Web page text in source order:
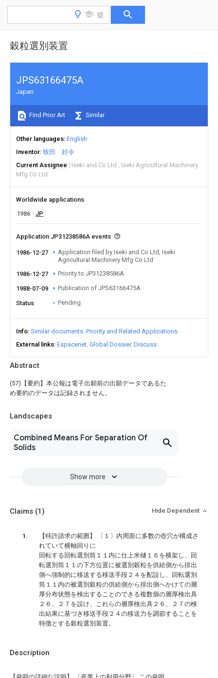
穀粒選別装置
Abstract
(57)【要約】本公報は電子出願前の出願データであるた
め要約のデータは記録されません。
Landscapes
Combined Means For Separation Of
Solids
Show more
JPS63166475A
Japan
Find Prior Art Similar
Other languages English
Inventor 牧田 好令
Current Assignee
Iseki and Co Ltd
Iseki Agricultural Machinery
Mfg Co Ltd
Worldwide applications
1986
JP
Application JP31238586A events
1986-12-27
Application filed by Iseki and Co Ltd, Iseki
Agricultural Machinery Mfg Co Ltd
1986-12-27
Priority to JP31238586A
1988-07-09 Publication of JPS63166475A
Status Pending
Info Similar documents Priority and Related Applications
External links Espacenet Global Dossier Discuss
Description
Claims (1) Hide Dependent
【特許請求の範囲】 〔１〕内周面に多数の壺穴が構成さ
れていて横軸回りに
回転する回転選別筒１１内に仕上米樋１６を横架し、回
転選別筒１１の下方位置に被選別穀粒を供給側から排出
側へ強制的に移送する移送手段２４を配設し、回転選別
筒１１内の被選別穀粒の供給側から排出側へかけての層
厚分布状態を検出することのできる複数個の層厚検出具
２６、２７を設け、これらの層厚検出具２６、２７の検
出結果に基づき移送手段２４の移送力を調節することを
特徴とする穀粒選別装置。